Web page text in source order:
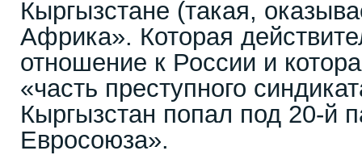
Кыргызстане (такая,
Африка». Которая
отношение к России и
«часть преступного
Кыргызстан попал под 20-й
Евросоюза».